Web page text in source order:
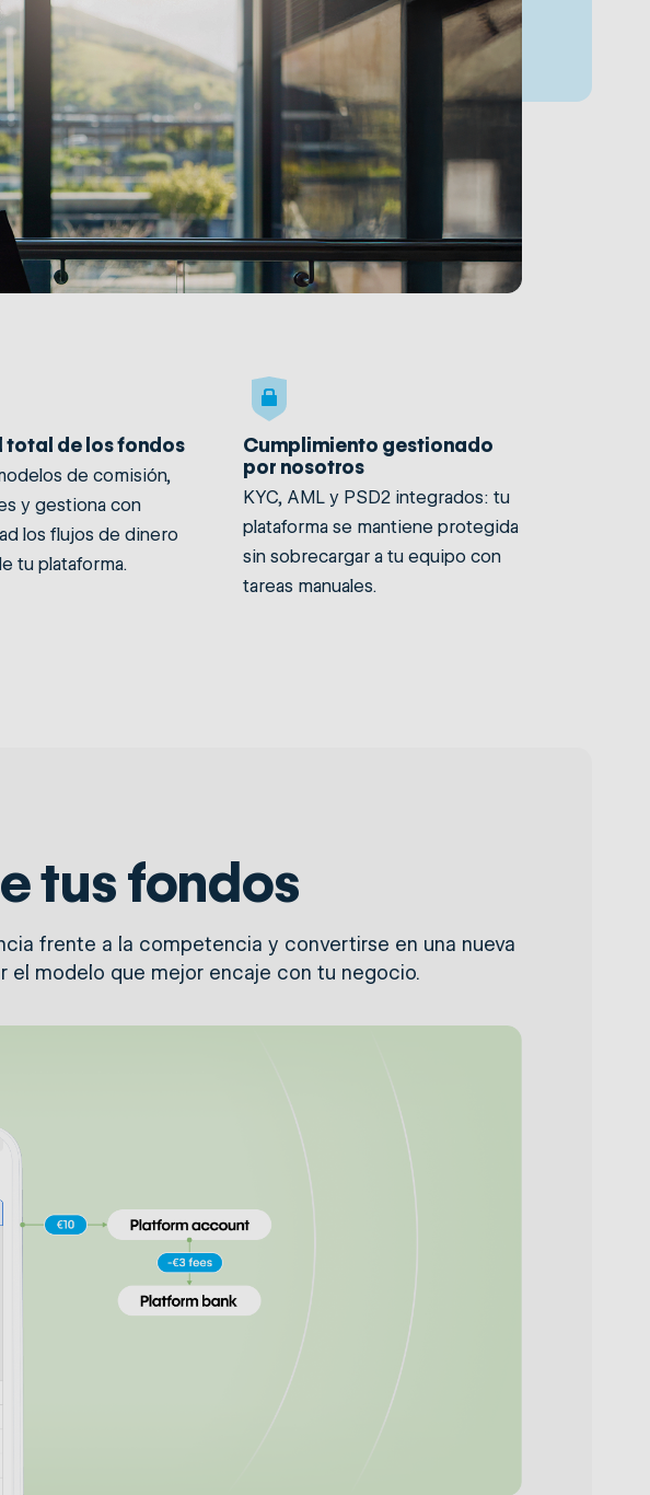
total de los fondos
de comisión,
y gestiona con
los flujos de dinero
tu plataforma.
Cumplimiento gestionado
por nosotros
KYC, AML y PSD2 integrados: tu
plataforma se mantiene protegida
sin sobrecargar a tu equipo con
tareas manuales.
tus fondos
frente a la competencia y convertirse en una nueva
el modelo que mejor encaje con tu negocio.